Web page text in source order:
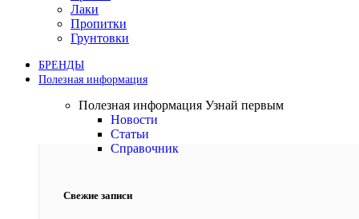
Лаки
Пропитки
Грунтовки
БРЕНДЫ
Полезная информация
Полезная информация Узнай первым
Новости
Статьи
Справочник
Свежие записи